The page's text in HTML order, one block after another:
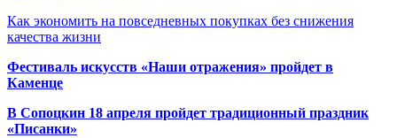
Как экономить на повседневных покупках без снижения
качества жизни
Фестиваль искусств «Наши отражения» пройдет в
Каменце
В Сопоцкин 18 апреля пройдет традиционный праздник
«Писанки»